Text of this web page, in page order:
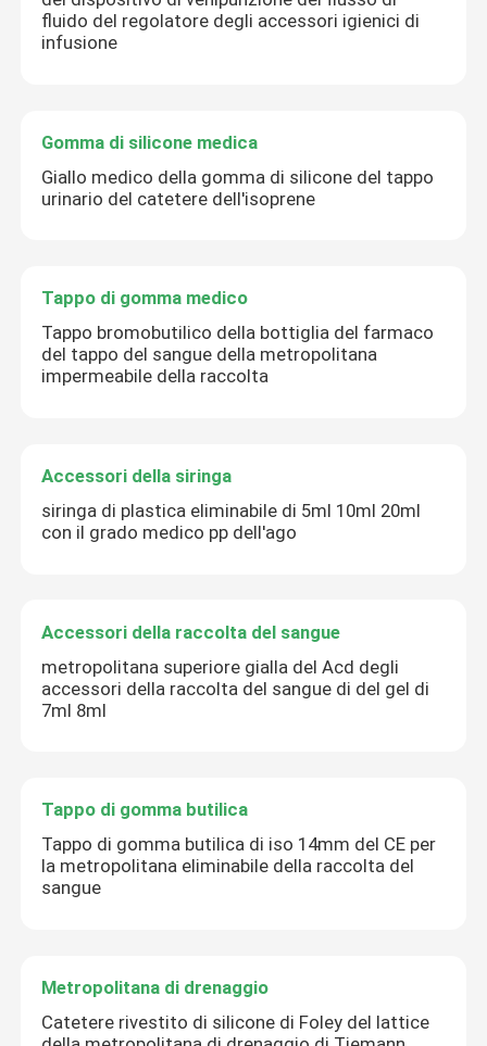
fluido del regolatore degli accessori igienici di
infusione
Gomma di silicone medica
Giallo medico della gomma di silicone del tappo
urinario del catetere dell'isoprene
Tappo di gomma medico
Tappo bromobutilico della bottiglia del farmaco
del tappo del sangue della metropolitana
impermeabile della raccolta
Accessori della siringa
siringa di plastica eliminabile di 5ml 10ml 20ml
con il grado medico pp dell'ago
Accessori della raccolta del sangue
metropolitana superiore gialla del Acd degli
accessori della raccolta del sangue di del gel di
7ml 8ml
Tappo di gomma butilica
Tappo di gomma butilica di iso 14mm del CE per
la metropolitana eliminabile della raccolta del
sangue
Metropolitana di drenaggio
Catetere rivestito di silicone di Foley del lattice